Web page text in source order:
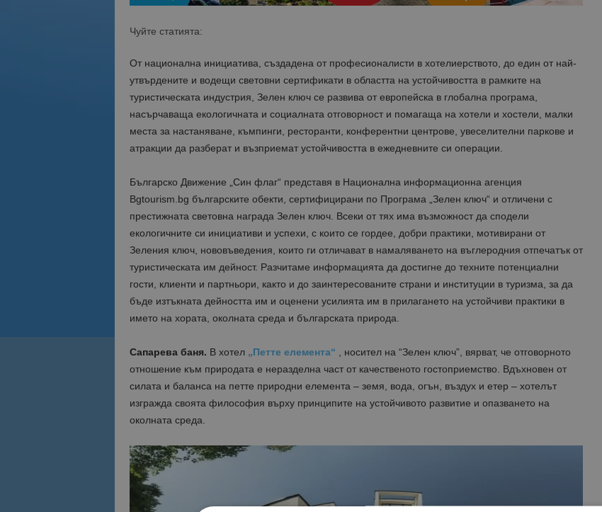
Чуйте статията:
От национална инициатива, създадена от професионалисти в хотелиерството, до един от най-
утвърдените и водещи световни сертификати в областта на устойчивостта в рамките на
туристическата индустрия, Зелен ключ се развива от европейска в глобална програма,
насърчаваща екологичната и социалната отговорност и помагаща на хотели и хостели, малки
места за настаняване, къмпинги, ресторанти, конферентни центрове, увеселителни паркове и
атракции да разберат и възприемат устойчивостта в ежедневните си операции.
Българско Движение „Син флаг“ представя в Национална информационна агенция
Bgtourism.bg българските обекти, сертифицирани по Програма „Зелен ключ“ и отличени с
престижната световна награда Зелен ключ. Всеки от тях има възможност да сподели
екологичните си инициативи и успехи, с които се гордее, добри практики, мотивирани от
Зеления ключ, нововъведения, които ги отличават в намаляването на въглеродния отпечатък от
туристическата им дейност. Разчитаме информацията да достигне до техните потенциални
гости, клиенти и партньори, както и до заинтересованите страни и институции в туризма, за да
бъде изтъкната дейността им и оценени усилията им в прилагането на устойчиви практики в
името на хората, околната среда и българската природа.
Сапарева баня. В хотел „Петте елемента“ , носител на “Зелен ключ”, вярват, че отговорното
отношение към природата е неразделна част от качественото гостоприемство. Вдъхновен от
силата и баланса на петте природни елемента – земя, вода, огън, въздух и етер – хотелът
изгражда своята философия върху принципите на устойчивото развитие и опазването на
околната среда.